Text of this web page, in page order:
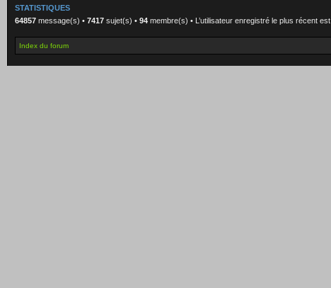
STATISTIQUES
64857 message(s) • 7417 sujet(s) • 94 membre(s) • L’utilisateur enregistré le plus récent est
Index du forum